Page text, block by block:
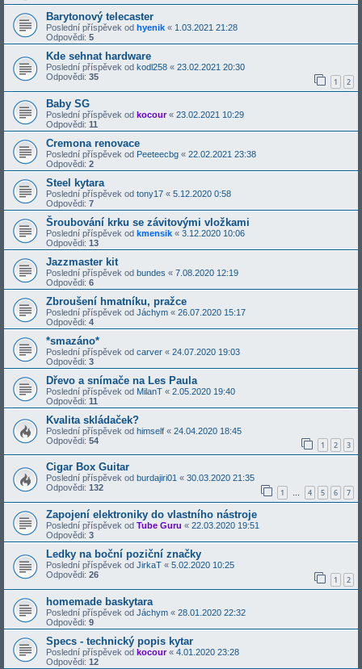
Barytonový telecaster
Poslední příspěvek od hyenik « 1.03.2021 21:28
Odpovědi: 5
Kde sehnat hardware
Poslední příspěvek od kodl258 « 23.02.2021 20:30
Odpovědi: 35 1 2
Baby SG
Poslední příspěvek od kocour« 23.02.2021 10:29
Odpovědi: 11
Cremona renovace
Poslední příspěvek od Peeteecbg « 22.02.2021 23:38
Odpovědi: 2
Steel kytara
Poslední příspěvek od tony17 « 5.12.2020 0:58
Odpovědi: 7
Šroubování krku se závitovými vložkami
Poslední příspěvek od kmensik « 3.12.2020 10:06
Odpovědi: 13
Jazzmaster kit
Poslední příspěvek od bundes « 7.08.2020 12:19
Odpovědi: 6
Zbroušení hmatníku, pražce
Poslední příspěvek od Jáchym « 26.07.2020 15:17
Odpovědi: 4
*smazáno*
Poslední příspěvek od carver « 24.07.2020 19:03
Odpovědi: 3
Dřevo a snímače na Les Paula
Poslední příspěvek od MilanT « 2.05.2020 19:40
Odpovědi: 11
Kvalita skládaček?
Poslední příspěvek od himself « 24.04.2020 18:45
Odpovědi: 54 1 2 3
Cigar Box Guitar
Poslední příspěvek od burdajiri01 « 30.03.2020 21:35
Odpovědi: 132 1 … 4 5 6 7
Zapojení elektroniky do vlastního nástroje
Poslední příspěvek od Tube Guru « 22.03.2020 19:51
Odpovědi: 3
Ledky na boční poziční značky
Poslední příspěvek od JirkaT « 5.02.2020 10:25
Odpovědi: 26 1 2
homemade baskytara
Poslední příspěvek od Jáchym « 28.01.2020 22:32
Odpovědi: 9
Specs - technický popis kytar
Poslední příspěvek od kocour« 4.01.2020 23:28
Odpovědi: 12